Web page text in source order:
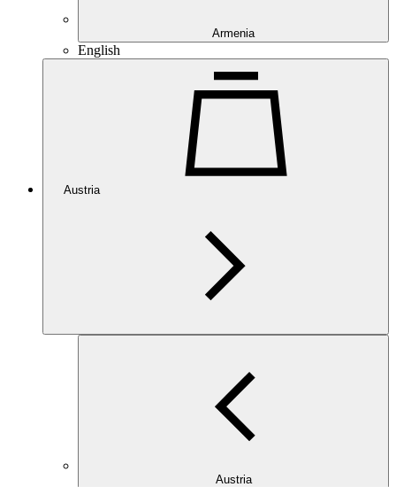
Armenia
English
Austria
Austria